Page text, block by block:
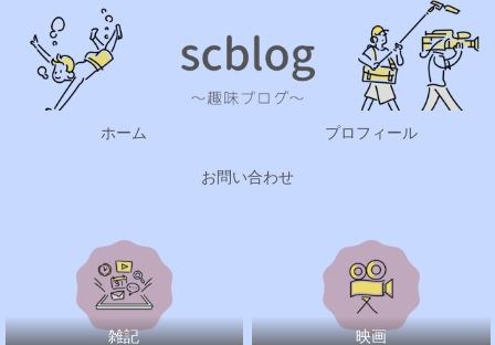
ホーム プロフィール
お問い合わせ
雑記 映画